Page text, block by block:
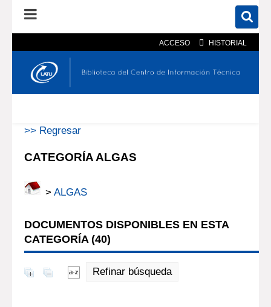
ACCESO HISTORIAL
En el catálogo En el sitio
>> Regresar
CATEGORÍA ALGAS
> ALGAS
DOCUMENTOS DISPONIBLES EN ESTA
CATEGORÍA (40)
Refinar búsqueda